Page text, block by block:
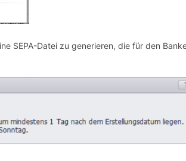
SEPA-Datei zu generieren, die für den